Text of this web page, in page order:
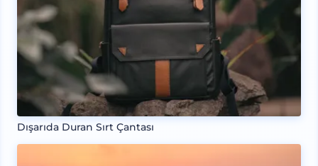
Dışarıda Duran Sırt Çantası